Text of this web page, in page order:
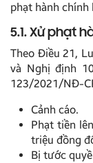
phạt hành chính
5.1. Xử phạt
Theo Điều 21,
và Nghị định
123/2021/NĐ-
Cảnh cáo.
Phạt tiền
triệu đồng
Bị tước